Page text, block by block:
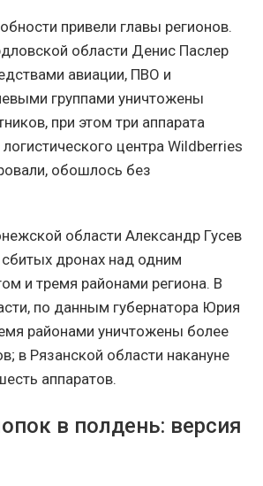
привели главы регионов.
области Денис Паслер
авиации, ПВО и
группами уничтожены
при этом три аппарата
центра Wildberries
обошлось без
области Александр Гусев
дронах над одним
и тремя районами региона. В
по данным губернатора Юрия
районами уничтожены более
в Рязанской области накануне
аппаратов.
в полдень: версия